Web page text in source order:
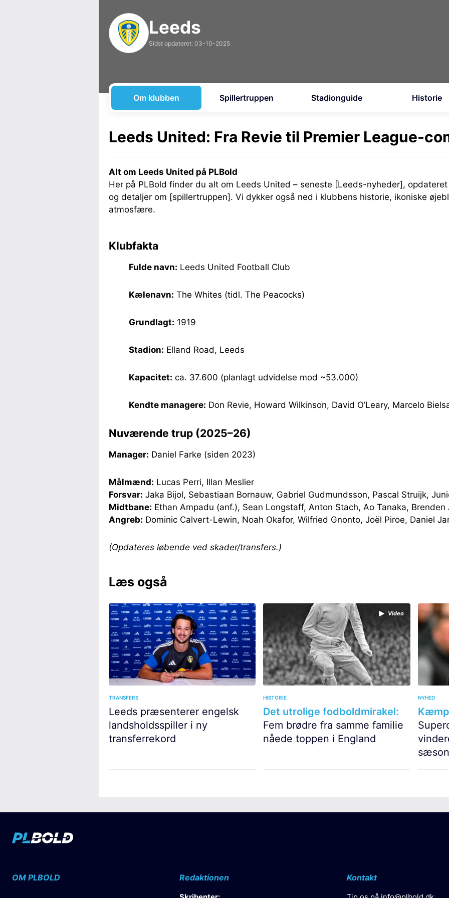
Leeds
Sidst opdateret: 03-10-2025
Om klubben Spillertruppen Stadionguide Historie
Leeds United: Fra Revie til Premier League-
Alt om Leeds United på PLBold
Her på PLBold finder du alt om Leeds United – seneste [Leeds-nyheder],
og detaljer om [spillertruppen]. Vi dykker også ned i klubbens historie, ikoniske
atmosfære.
Klubfakta
Fulde navn: Leeds United Football Club
Kælenavn: The Whites (tidl. The Peacocks)
Grundlagt: 1919
Stadion: Elland Road, Leeds
Kapacitet: ca. 37.600 (planlagt udvidelse mod ~53.000)
Kendte managere: Don Revie, Howard Wilkinson, David O’Leary, Marcelo
Nuværende trup (2025–26)
Manager: Daniel Farke (siden 2023)
Målmænd: Lucas Perri, Illan Meslier
Forsvar: Jaka Bijol, Sebastiaan Bornauw, Gabriel Gudmundsson, Pascal Struijk,
Midtbane: Ethan Ampadu (anf.), Sean Longstaff, Anton Stach, Ao Tanaka, Brenden
Angreb: Dominic Calvert-Lewin, Noah Okafor, Wilfried Gnonto, Joël Piroe, Daniel
(Opdateres løbende ved skader/transfers.)
Læs også
TRANSFERS
Leeds præsenterer engelsk
landsholdsspiller i ny
transferrekord
Video
HISTORIE
Det utrolige fodboldmirakel:
Fem brødre fra samme familie
nåede toppen i England
NYHED
OM PLBOLD Redaktionen Kontakt